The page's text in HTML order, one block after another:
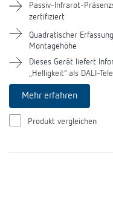
Passiv-Infrarot-
zertifiziert
Quadratischer
Montagehöhe
Dieses Gerät liefert
„Helligkeit“ als DALI-
Mehr erfahren
Produkt vergleichen